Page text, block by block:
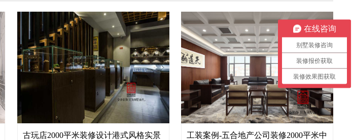
古玩店2000平米装修设计港式风格实景
工装案例-五合地产公司装修2000平米中
在线咨询
别墅装修咨询
装修报价获取
装修效果图获取